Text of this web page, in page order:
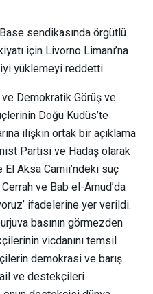
sendikasında örgütlü
için Livorno Limanı’na
yüklemeyi reddetti.
Demokratik Görüş ve
Doğu Kudüs’te
ilişkin ortak bir açıklama
Partisi ve Hadaş olarak
Aksa Camii’ndeki suç
ve Bab el-Amud’da
ifadelerine yer verildi.
basının görmezden
vicdanını temsil
demokrasi ve barış
ve destekçileri